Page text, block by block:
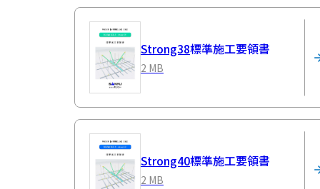
Strong38標準施工要領書
2 MB
Strong40標準施工要領書
2 MB